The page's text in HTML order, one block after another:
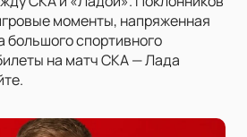
моменты, напряженная
большого спортивного
на матч СКА — Лада